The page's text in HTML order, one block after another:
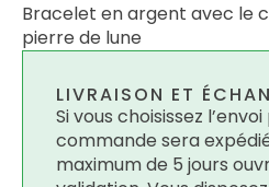
Bracelet en argent avec le
pierre de lune
LIVRAISON ET
Si vous choisissez
commande sera
maximum de 5 jours